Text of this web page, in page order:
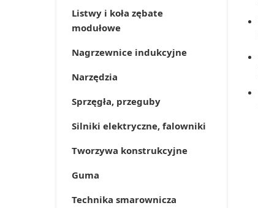
Listwy i koła zębate
modułowe
Nagrzewnice indukcyjne
Narzędzia
Sprzęgła, przeguby
Silniki elektryczne, falowniki
Tworzywa konstrukcyjne
Guma
Technika smarownicza